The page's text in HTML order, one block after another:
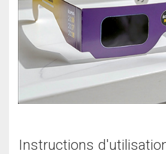
Instructions